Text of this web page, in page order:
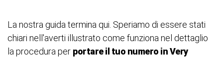
La nostra guida termina qui. Speriamo di essere stati
chiari nell'averti illustrato come funziona nel dettaglio
la procedura per portare il tuo numero in Very